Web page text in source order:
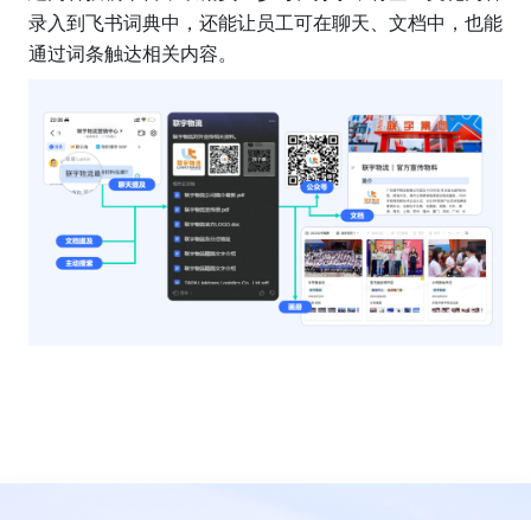
录入到飞书词典中，还能让员工可在聊天、文档中，也能
通过词条触达相关内容。